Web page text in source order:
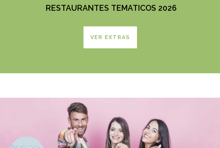
RESTAURANTES TEMATICOS 2026
VER EXTRAS